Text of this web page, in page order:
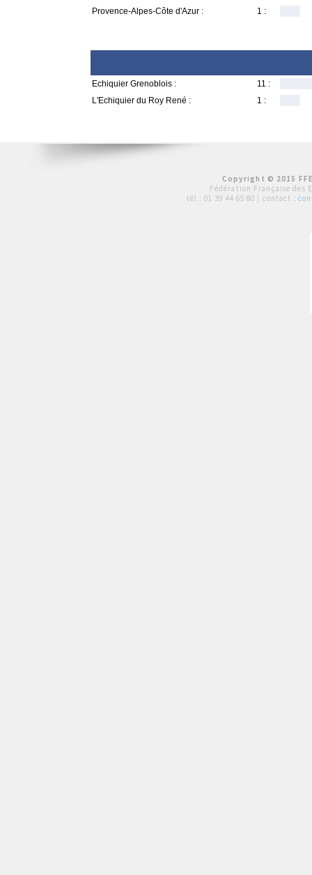
Provence-Alpes-Côte d'Azur :
1 :
Echiquier Grenoblois :
11 :
L'Echiquier du Roy René :
1 :
Copyright © 2015
Fédération Française des
tél : 01 39 44 65 80 | contact :